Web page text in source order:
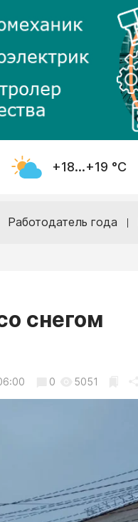
+18...+19 °С
Работодатель года
снегом
0 5051